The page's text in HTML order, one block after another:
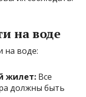
на воде
на воде:
жилет: Все
должны быть